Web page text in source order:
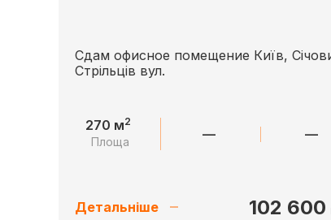
Сдам офисное помещение Київ,
Стрільців вул.
270 м2
Площа — —
Детальніше 102 600